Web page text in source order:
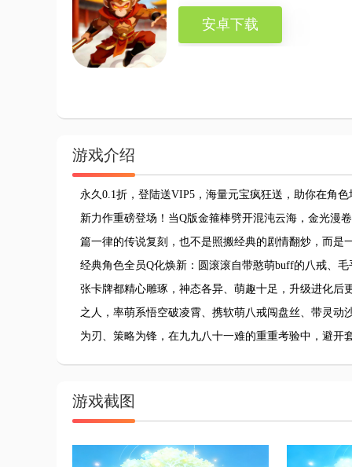
安卓下载
游戏介绍
永久0.1折，登陆送VIP5，海量元宝疯狂送，助你在角
新力作重磅登场！当Q版金箍棒劈开混沌云海，金光
篇一律的传说复刻，也不是照搬经典的剧情翻炒，而
经典角色全员Q化焕新：圆滚滚自带憨萌buff的八戒、
张卡牌都精心雕琢，神态各异、萌趣十足，升级进化后
之人，率萌系悟空破凌霄、携软萌八戒闯盘丝、带灵
为刃、策略为锋，在九九八十一难的重重考验中，避开
游戏截图